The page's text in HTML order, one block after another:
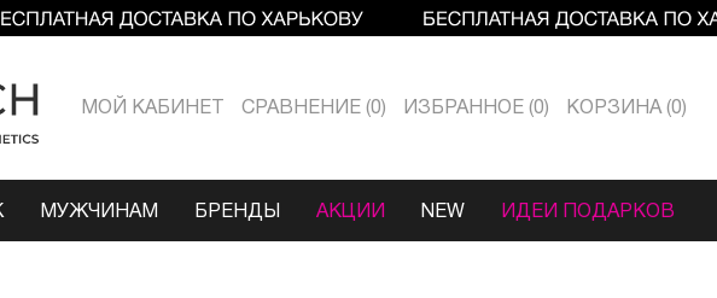
МОЙ КАБИНЕТ СРАВНЕНИЕ 0 ИЗБРАННОЕ 0 КОРЗИНА 0
МУЖЧИНАМ БРЕНДЫ АКЦИИ NEW ИДЕИ ПОДАРКОВ